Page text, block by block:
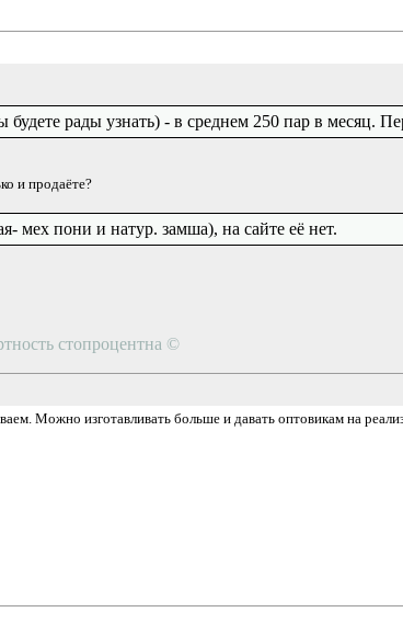
рады узнать) - в среднем 250 пар в месяц.
и продаёте?
мех пони и натур. замша), на сайте её нет.
стопроцентна ©
Можно изготавливать больше и давать оптовикам на